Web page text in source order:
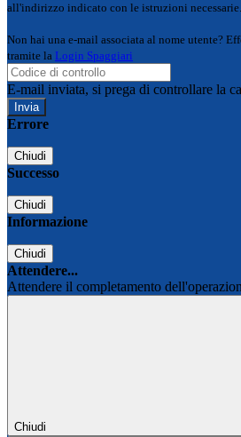
all'indirizzo indicato con le istruzioni necessarie.
Non hai una e-mail associata al nome utente?
tramite la Login Spaggiari
E-mail inviata, si prega di controllare la
Errore
Chiudi
Successo
Chiudi
Informazione
Chiudi
Attendere...
Attendere il completamento
Chiudi